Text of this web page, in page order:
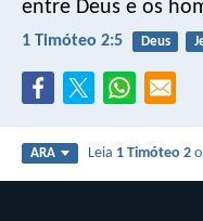
entre Deus e os
1 Timóteo 2:5 Deus
ARA Leia 1 Timóteo 2